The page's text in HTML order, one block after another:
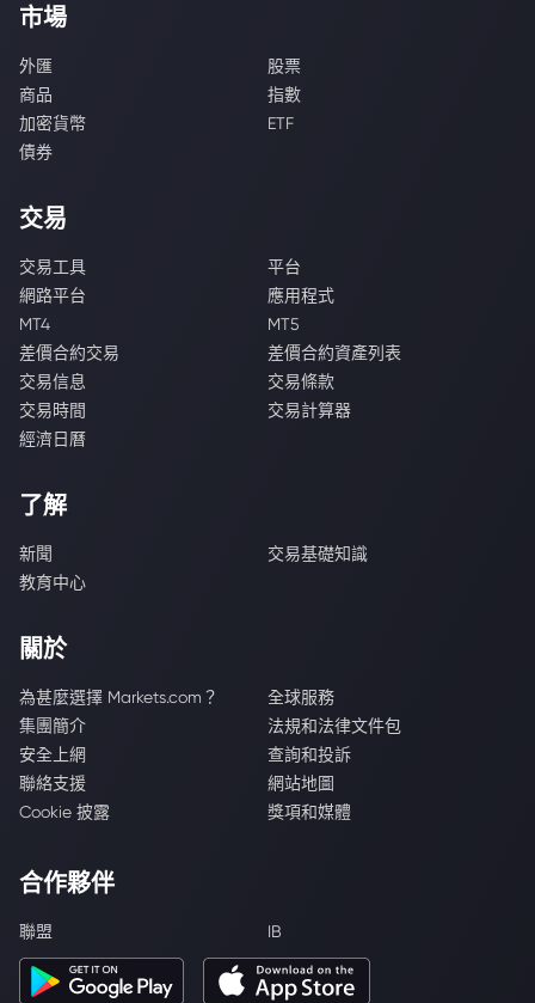
市場
外匯
股票
商品
指數
加密貨幣
ETF
債券
交易
交易工具
平台
網路平台
應用程式
MT4
MT5
差價合約交易
差價合約資產列表
交易信息
交易條款
交易時間
交易計算器
經濟日曆
了解
新聞
交易基礎知識
教育中心
關於
為甚麼選擇 Markets.com？
全球服務
集團簡介
法規和法律文件包
安全上網
查詢和投訴
聯絡支援
網站地圖
Cookie 披露
獎項和媒體
合作夥伴
聯盟 IB